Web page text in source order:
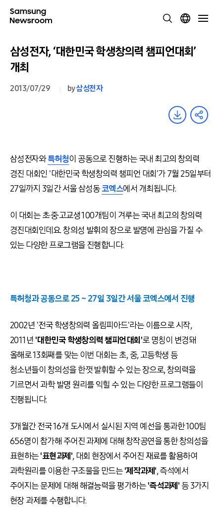
삼성전자, ‘대한민국 학생창의력 챔피언대회’
개최
2013/07/29 by삼성전자
삼성전자와특허청이 공동으로 진행하는 국내 최고의 창의력
경진 대회인 '대한민국 학생창의력 챔피언 대회'가 7월 25일부터
27일까지 3일간 서울 삼성동코엑스에서 개최됩니다.
이 대회는 초·중·고교생 100개팀이 겨루는 국내 최고의 창의력
경진대회인데요. 창의성 발휘의 장으로 발명에 관심을 가질 수
있는 다양한 프로그램을 진행합니다.
특허청과 공동으로 25 ~ 27일 3일간 서울 코엑스에서 진행
2002년 '전국 학생창의력 올림피아드'라는 이름으로 시작,
2011년 '대한민국 학생창의력 챔피언대회'로 명칭이 변경돼
올해로 13회째를 맞는 이번 대회는 초, 중, 고등학생 등
청소년들이 창의성을 한껏 발휘할 수 있는 장으로, 창의력을
기르면서 과학 발명 원리를 익힐 수 있는 다양한 프로그램들이
진행됩니다.
3개월간 전국 16개 도시에서 실시된 지역 예선을 통과한 100팀
656명이 참가해 주어진 과제에 대해 창작공연을 통한 창의성을
표현하는'표현과제', 대회 현장에서 주어진 재료를 활용하여
과학원리를 이용한 구조물을 만드는'제작과제', 즉석에서
주어지는 문제에 대해 해결능력을 평가하는'즉석과제'등 3가지
현장 과제를 수행합니다.